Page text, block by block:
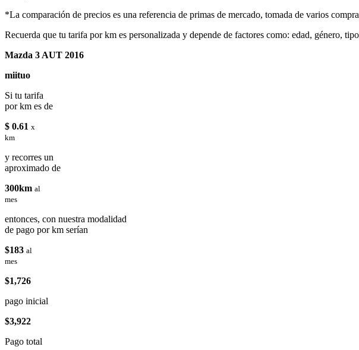
*La comparación de precios es una referencia de primas de mercado, tomada de varios
Recuerda que tu tarifa por km es personalizada y depende de factores como: edad, género,
Mazda 3 AUT 2016
miituo
Si tu tarifa
por km es de
$ 0.61 x
km
y recorres un
aproximado de
300km al
mes
entonces, con nuestra modalidad
de pago por km serían
$183 al
mes
$1,726
pago inicial
$3,922
Pago total